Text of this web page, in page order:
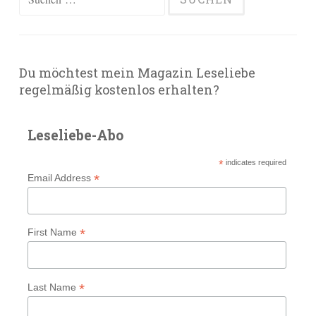
Du möchtest mein Magazin Leseliebe
regelmäßig kostenlos erhalten?
Leseliebe-Abo
*indicates required
Email Address *
First Name *
Last Name *